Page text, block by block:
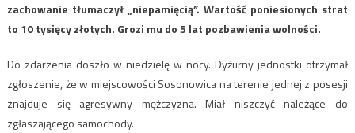
zachowanie tłumaczył „niepamięcią”. Wartość poniesionych strat
to 10 tysięcy złotych. Grozi mu do 5 lat pozbawienia wolności.
Do zdarzenia doszło w niedzielę w nocy. Dyżurny jednostki otrzymał
zgłoszenie, że w miejscowości Sosonowica na terenie jednej z posesji
znajduje się agresywny mężczyzna. Miał niszczyć należące do
zgłaszającego samochody.